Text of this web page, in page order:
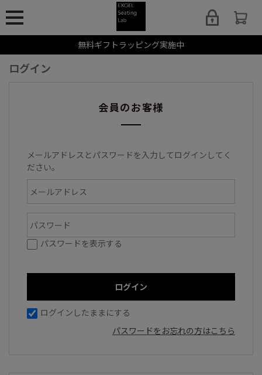
無料ギフトラッピング実施中
ログイン
会員のお客様
メールアドレスとパスワードを入力してログインしてく
ださい。
パスワードを表示する
ログインしたままにする
パスワードをお忘れの方はこちら